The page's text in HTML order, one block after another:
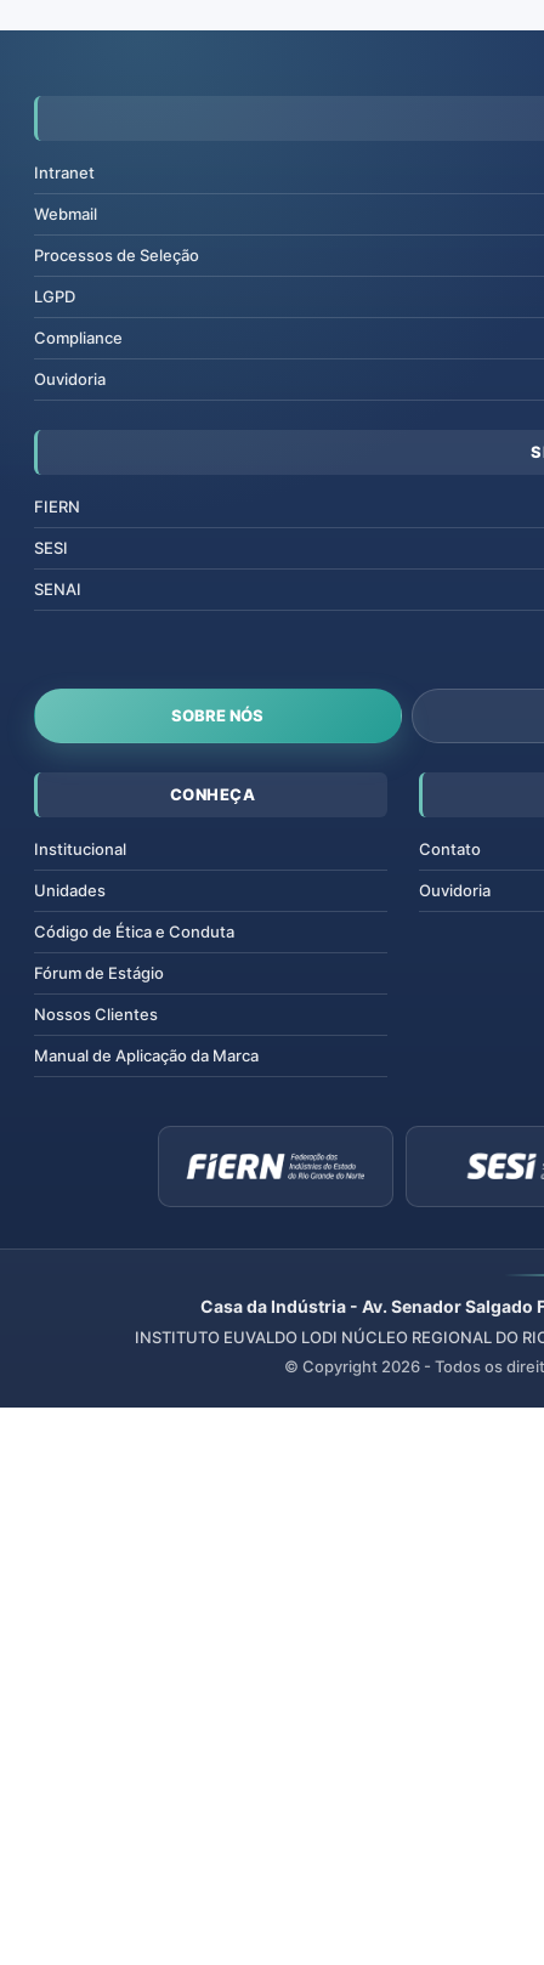
Intranet
Webmail
Processos de Seleção
LGPD
Compliance
Ouvidoria
FIERN
SESI
SENAI
SOBRE NÓS
CONHEÇA
Institucional
Unidades
Código de Ética e Conduta
Fórum de Estágio
Nossos Clientes
Manual de Aplicação da Marca
Contato
Ouvidoria
Casa da Indústria - Av. Senador
INSTITUTO EUVALDO LODI NÚCLEO REGIONAL DO
© Copyright 2026 - Todos os